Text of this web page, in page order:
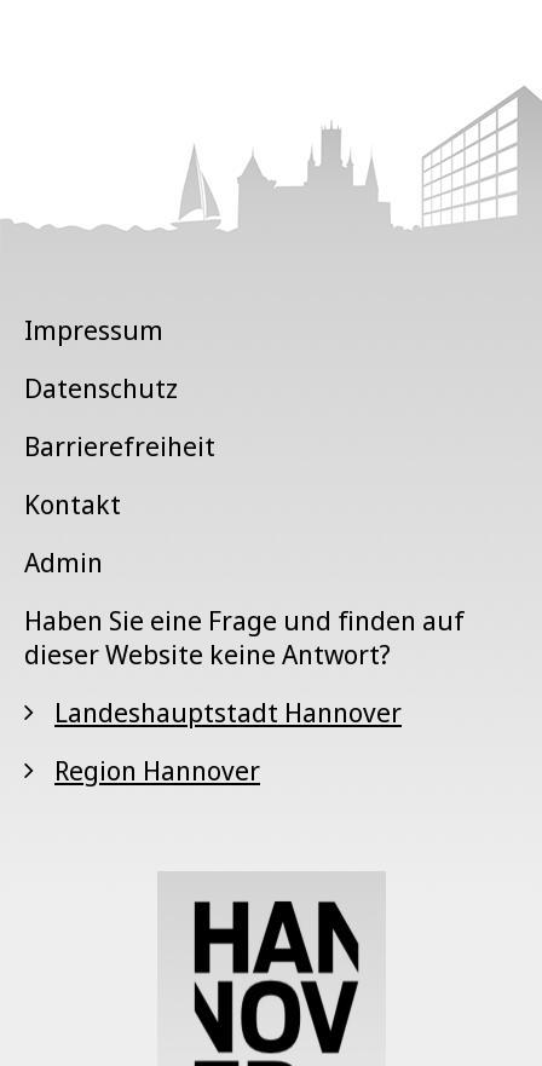
Impressum
Datenschutz
Barrierefreiheit
Kontakt
Admin
Haben Sie eine Frage und finden auf
dieser Website keine Antwort?
Landeshauptstadt Hannover
Region Hannover